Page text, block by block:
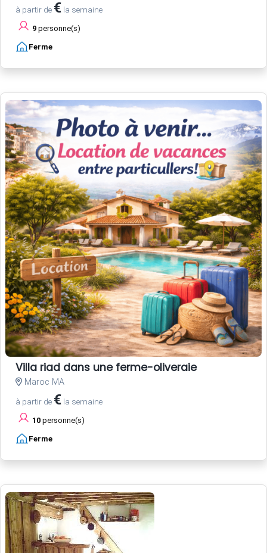
à partir de € la semaine
9 personne(s)
Ferme
Villa riad dans une ferme-oliveraie
Maroc MA
à partir de € la semaine
10 personne(s)
Ferme